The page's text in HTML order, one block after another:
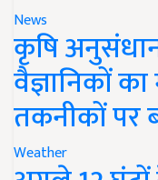
News
कृषि
वैज्ञानिकों
तकनीकों पर
Weather